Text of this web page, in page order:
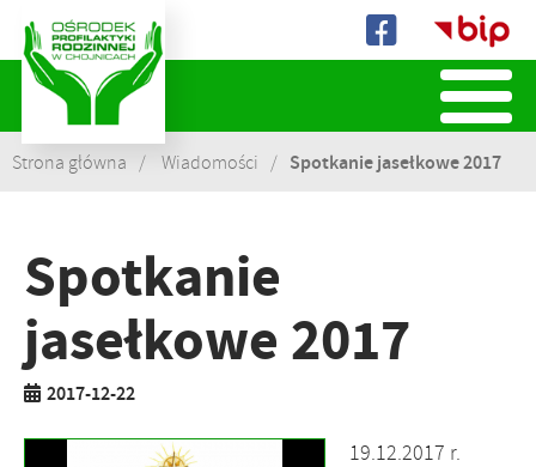
Biuletyn
Informacji
Publicznej
Strona główna Wiadomości Spotkanie jasełkowe 2017
Spotkanie
jasełkowe 2017
2017-12-22
19.12.2017 r.